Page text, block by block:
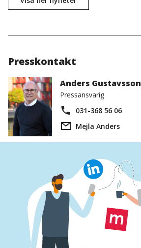
Presskontakt
Anders Gustavsson
Pressansvarig
031-368 56 06
Mejla Anders